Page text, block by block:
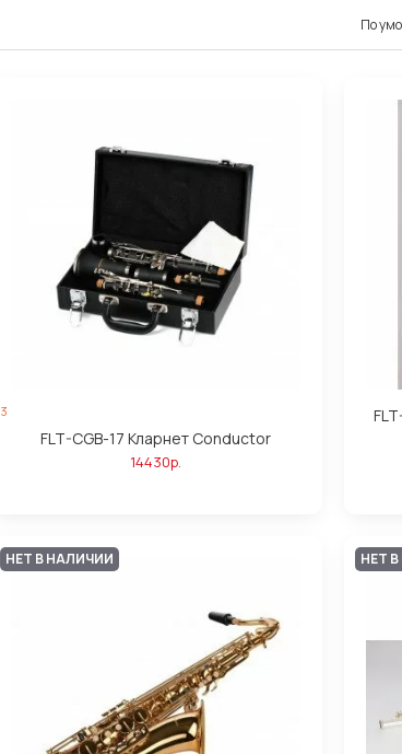
3
FLT-CGB-17 Кларнет Conductor
14430р.
НЕТ В НАЛИЧИИ НЕТ